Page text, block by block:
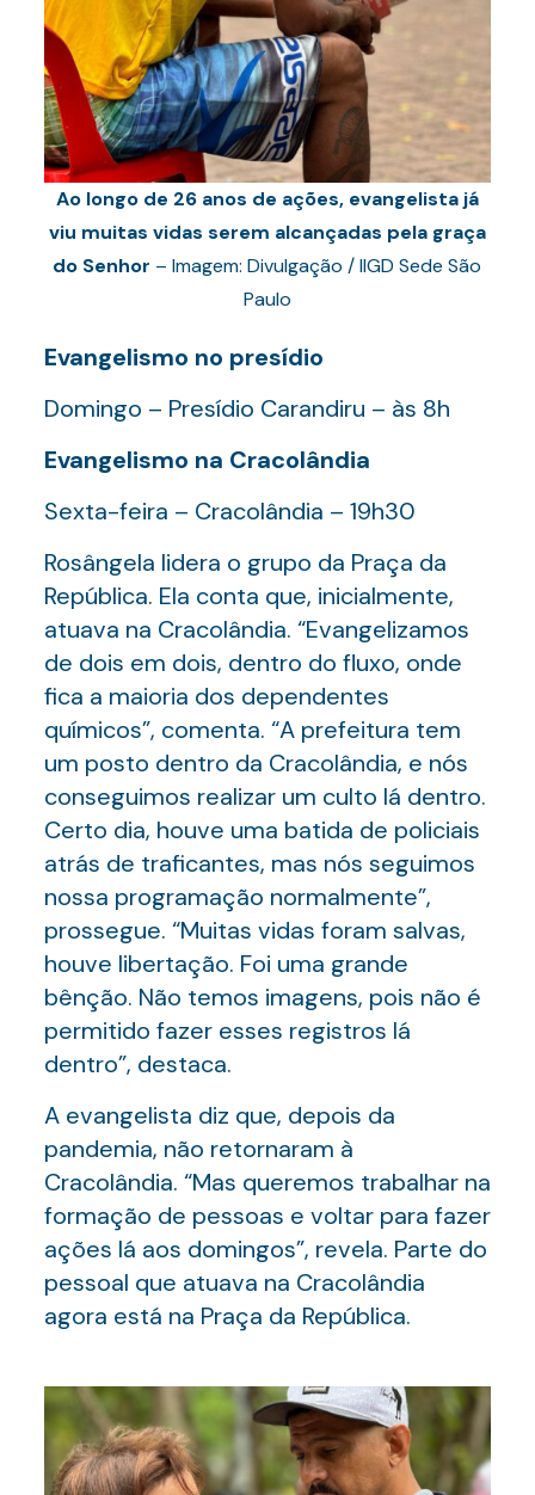
Ao longo de 26 anos de ações, evangelista já
viu muitas vidas serem alcançadas pela graça
do Senhor – Imagem: Divulgação / IIGD Sede São
Paulo
Evangelismo no presídio
Domingo – Presídio Carandiru – às 8h
Evangelismo na Cracolândia
Sexta-feira – Cracolândia – 19h30
Rosângela lidera o grupo da Praça da
República. Ela conta que, inicialmente,
atuava na Cracolândia. “Evangelizamos
de dois em dois, dentro do fluxo, onde
fica a maioria dos dependentes
químicos”, comenta. “A prefeitura tem
um posto dentro da Cracolândia, e nós
conseguimos realizar um culto lá dentro.
Certo dia, houve uma batida de policiais
atrás de traficantes, mas nós seguimos
nossa programação normalmente”,
prossegue. “Muitas vidas foram salvas,
houve libertação. Foi uma grande
bênção. Não temos imagens, pois não é
permitido fazer esses registros lá
dentro”, destaca.
A evangelista diz que, depois da
pandemia, não retornaram à
Cracolândia. “Mas queremos trabalhar na
formação de pessoas e voltar para fazer
ações lá aos domingos”, revela. Parte do
pessoal que atuava na Cracolândia
agora está na Praça da República.